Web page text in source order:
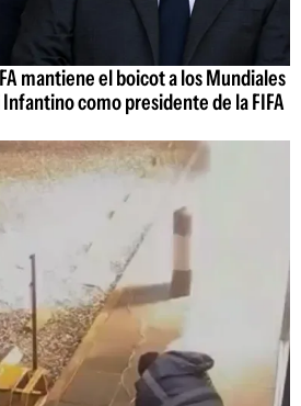
mantiene el boicot a los Mundiales
como presidente de la FIFA